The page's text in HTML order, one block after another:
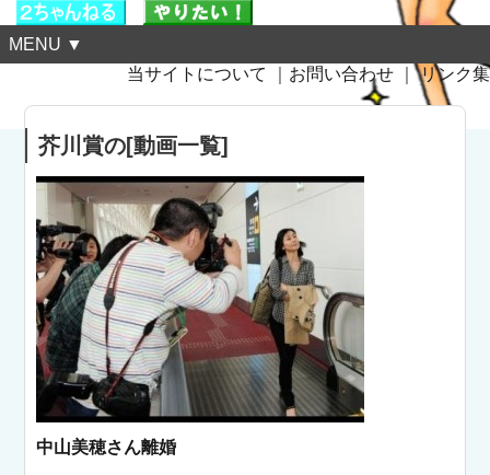
MENU ▼
当サイトについて
お問い合わせ ｜リンク集
芥川賞の[動画一覧]
中山美穂さん離婚